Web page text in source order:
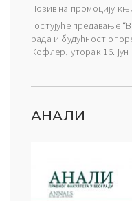
Позив на промоцију
Гостујуће предавање
рада и будућност
Кофлер, уторак 16.
АНАЛИ